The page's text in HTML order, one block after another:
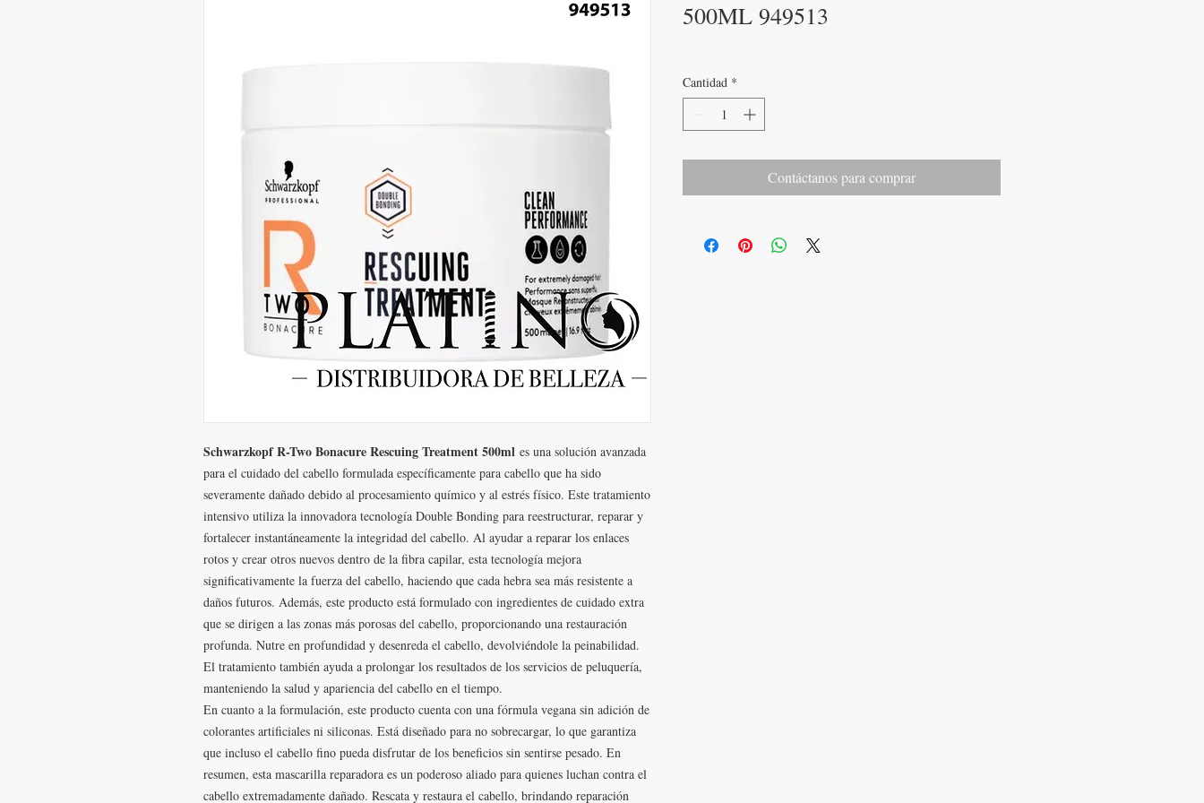
Schwarzkopf R-Two Bonacure Rescuing Treatment 500ml es una solución avanzada
para el cuidado del cabello formulada específicamente para cabello que ha sido
severamente dañado debido al procesamiento químico y al estrés físico. Este tratamiento
intensivo utiliza la innovadora tecnología Double Bonding para reestructurar, reparar y
fortalecer instantáneamente la integridad del cabello. Al ayudar a reparar los enlaces
rotos y crear otros nuevos dentro de la fibra capilar, esta tecnología mejora
significativamente la fuerza del cabello, haciendo que cada hebra sea más resistente a
daños futuros. Además, este producto está formulado con ingredientes de cuidado extra
que se dirigen a las zonas más porosas del cabello, proporcionando una restauración
profunda. Nutre en profundidad y desenreda el cabello, devolviéndole la peinabilidad.
El tratamiento también ayuda a prolongar los resultados de los servicios de peluquería,
manteniendo la salud y apariencia del cabello en el tiempo.
En cuanto a la formulación, este producto cuenta con una fórmula vegana sin adición de
colorantes artificiales ni siliconas. Está diseñado para no sobrecargar, lo que garantiza
que incluso el cabello fino pueda disfrutar de los beneficios sin sentirse pesado. En
resumen, esta mascarilla reparadora es un poderoso aliado para quienes luchan contra el
cabello extremadamente dañado. Rescata y restaura el cabello, brindando reparación
500ML 949513
Cantidad *
Contáctanos para comprar